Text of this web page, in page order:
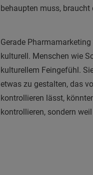
behaupten muss,
Gerade
kulturell. Menschen wie
kulturellem Feingefühl.
etwas zu gestalten, das
kontrollieren lässt,
kontrollieren, sondern